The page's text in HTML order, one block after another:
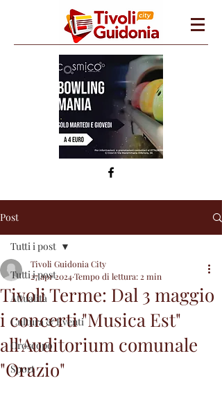
Post
Tutti i post
Attualità
Cultura & Eventi
Oroscopo
Sport
Tutti i post
Tivoli Terme: Dal 3 maggio
i concerti "Musica Est"
all'Auditorium comunale
"Orazio"
Tivoli Guidonia City
27 apr 2024Tempo di lettura: 2 min